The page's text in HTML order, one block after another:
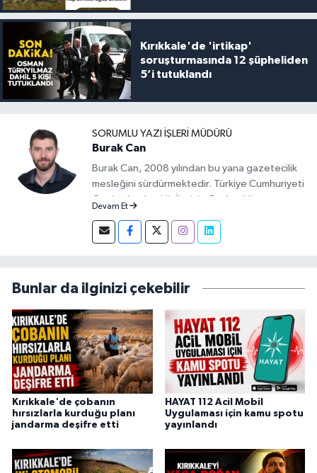
Kırıkkale'de 'irtikap'
soruşturmasında 12 şüpheliden
5’i tutuklandı
SORUMLU YAZI İŞLERI MÜDÜRÜ
Burak Can
Burak Can, 2008 yılından bu yana gazetecilik
mesleğini sürdürmektedir. Türkiye Cumhuriyeti
Cumhurbaşkanlığı İletişim Başkanlığı
2026 yılları arasında Demirören Haber Ajansı
(DHA) Kırıkkale Muhabiri olarak görev yapan
olarak sürdürmektedir.
Devam Et
Bunlar da ilginizi çekebilir
Kırıkkale'de çobanın
hırsızlarla kurduğu planı
jandarma deşifre etti
HAYAT 112 Acil Mobil
Uygulaması için kamu spotu
yayınlandı